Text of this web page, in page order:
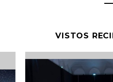
VISTOS